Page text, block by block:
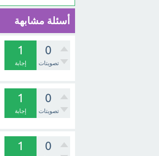
أسئلة مشابهة
0
تصويتات
1
إجابة
0
تصويتات
1
إجابة
0
1